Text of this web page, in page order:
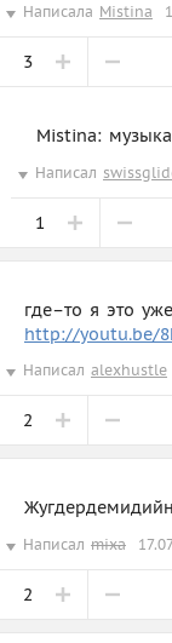
Написала Mistina
3
Mistina: музыка
Написал
1
где–то я это
http://youtu.be/
Написал alexhustle
2
Жугдердемидийн
Написал mixa
2